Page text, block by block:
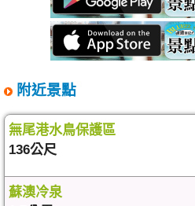
附近景點
無尾港水鳥保護區
136公尺
蘇澳冷泉